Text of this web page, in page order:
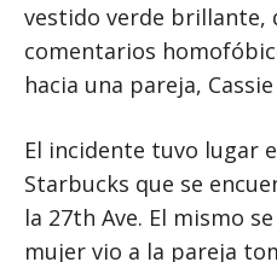
vestido verde brillante,
comentarios
hacia una pareja,
El incidente tuvo lugar
Starbucks que se
la 27th Ave. El mismo
mujer vio a la pareja